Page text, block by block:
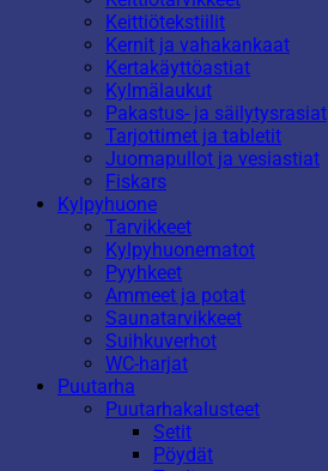
Keittiötekstiilit
Kernit ja vahakankaat
Kertakäyttöastiat
Kylmälaukut
Pakastus- ja säilytysrasiat
Tarjottimet ja tabletit
Juomapullot ja vesiastiat
Fiskars
Kylpyhuone
Tarvikkeet
Kylpyhuonematot
Pyyhkeet
Ammeet ja potat
Saunatarvikkeet
Suihkuverhot
WC-harjat
Puutarha
Puutarhakalusteet
Setit
Pöydät